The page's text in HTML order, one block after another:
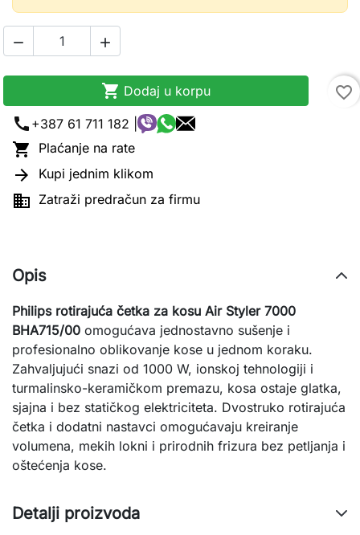
 
 Dodaj u korpu
favorite_border
call +387 61 711 182 |
 Plaćanje na rate
 Kupi jednim klikom
 Zatraži predračun za firmu
Opis
Philips rotirajuća četka za kosu Air Styler 7000
BHA715/00 omogućava jednostavno sušenje i
profesionalno oblikovanje kose u jednom koraku.
Zahvaljujući snazi od 1000 W, ionskoj tehnologiji i
turmalinsko-keramičkom premazu, kosa ostaje glatka,
sjajna i bez statičkog elektriciteta. Dvostruko rotirajuća
četka i dodatni nastavci omogućavaju kreiranje
volumena, mekih lokni i prirodnih frizura bez petljanja i
oštećenja kose.
Detalji proizvoda